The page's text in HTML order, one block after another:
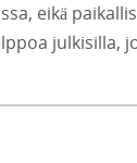
eikä
julkisilla,